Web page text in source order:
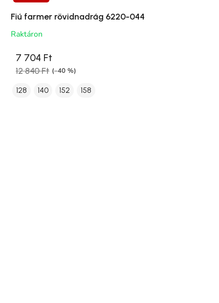
Fiú farmer rövidnadrág 6220-044
Raktáron
7 704 Ft
12 840 Ft (–40 %)
128 140 152 158